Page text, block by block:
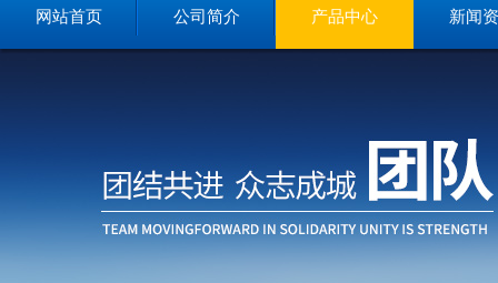
网站首页 公司简介 产品中心 新闻